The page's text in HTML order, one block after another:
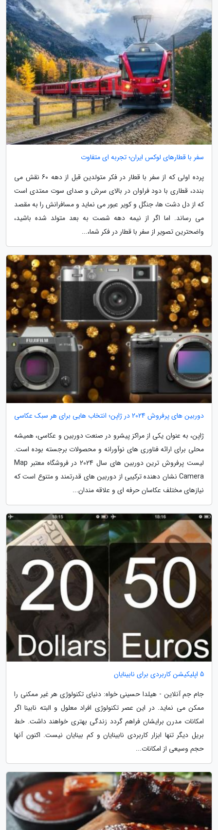
سفر با قطارهای لوکس ایران؛ تجربه ای متفاوت
پرده اولی که از سفر با قطار در فکر متولدین قبل از دهه 60 نقش می
بندد، قطاری با دود فراوان در بالای سرش و صدای سوت ممتدی است
که از دل دشت ها، جنگل و کویر عبور می نماید و مسافرانش را به مقصد
می رساند. اما اگر از نیمه دهه شصت به بعد متولد شده باشید،
واضحترین تصویر از سفر با قطار در فکر شما،...
دوربین های پرفروش 2024 در ژاپن؛ انتخاب هایی برای هر سبک عکاسی
ژاپن، به عنوان یکی از مراکز پیشرو در صنعت دوربین و عکاسی، همیشه
محلی برای ارائه فناوری های نوآورانه و محصولات برجسته بوده است.
لیست پرفروش ترین دوربین های سال 2024 در فروشگاه معتبر Map
Camera نشان دهنده ترکیبی از دوربین های قدرتمند و متنوع است که
نیازهای مختلف عکاسان حرفه ای و علاقه مندان...
5 اپلیکیشن کاربردی برای نابینایان
جام جم آنلاین - هیلدا حسینی خواه: دنیای تکنولوژی هر غیر ممکنی را
ممکن می نماید. در این عصر تکنولوژی افراد معلول و البته نابینا اگر
امکانات مدرن برایشان فراهم گردد زندگی بهتری خواهند داشت. خط
بریل دیگر تنها ابزار کاربردی نابینایان و کم بینایان نیست. اکنون آنها
حجم وسیعی از امکانات...